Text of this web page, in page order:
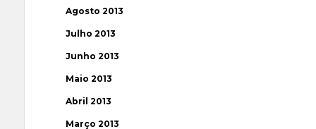
Agosto 2013
Julho 2013
Junho 2013
Maio 2013
Abril 2013
Março 2013